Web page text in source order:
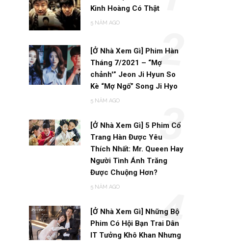
Kinh Hoàng Có Thật
5 NĂM AGO
[Ở Nhà Xem Gì] Phim Hàn
Tháng 7/2021 – “Mợ
chảnh'” Jeon Ji Hyun So
Kè “Mợ Ngố” Song Ji Hyo
5 NĂM AGO
2
[Ở Nhà Xem Gì] 5 Phim Cổ
Trang Hàn Được Yêu
Thích Nhất: Mr. Queen Hay
Người Tình Ánh Trăng
Được Chuộng Hơn?
5 NĂM AGO
3
[Ở Nhà Xem Gì] Những Bộ
Phim Có Hội Bạn Trai Dân
IT Tưởng Khô Khan Nhưng
4